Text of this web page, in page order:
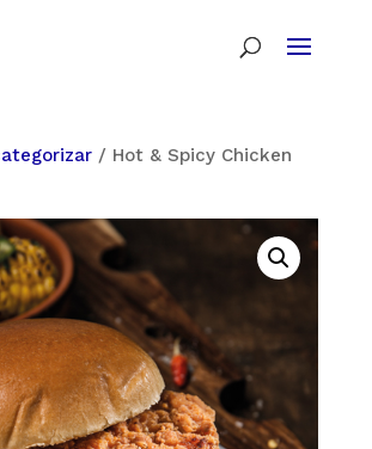
/ Hot & Spicy Chicken